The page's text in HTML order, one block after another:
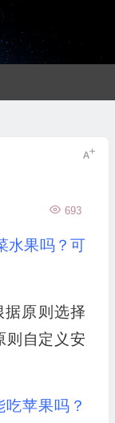
693
水果吗？可
原则选择
则自定义安
苹果吗？